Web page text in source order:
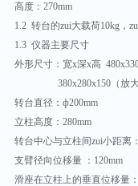
高度：270mm
1.2 转台的zui大载荷10kg，
1.3 仪器主要尺寸
外形尺寸：宽x深x高
380x280x150（放大
转台直径：ф200mm
立柱高度：280mm
转台中心与立柱间zui小距离
支臂径向位移量 ：120mm
滑座在立柱上的垂直位移量